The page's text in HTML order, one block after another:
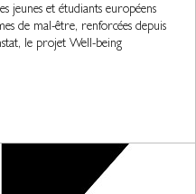
jeunes et étudiants européens
de mal-être, renforcées depuis
le projet Well-being